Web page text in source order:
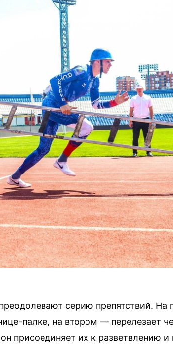
серию препятствий. На
палке, на втором — перелезает
присоединяет их к разветвлению